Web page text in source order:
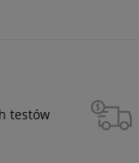
testów